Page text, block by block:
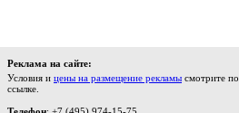
Реклама на сайте:
Условия и цены на размещение рекламы смотрите по
ссылке.